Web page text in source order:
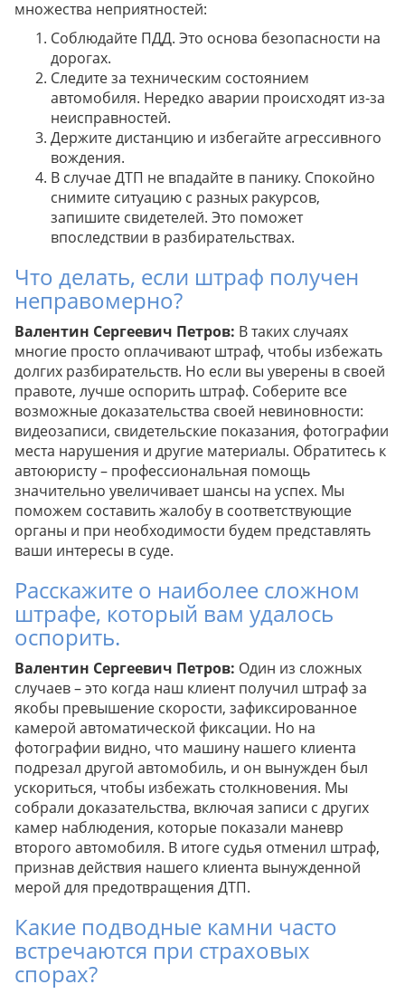
множества неприятностей:
Соблюдайте ПДД. Это основа безопасности на
дорогах.
Следите за техническим состоянием
автомобиля. Нередко аварии происходят из-за
неисправностей.
Держите дистанцию и избегайте агрессивного
вождения.
В случае ДТП не впадайте в панику. Спокойно
снимите ситуацию с разных ракурсов,
запишите свидетелей. Это поможет
впоследствии в разбирательствах.
Что делать, если штраф получен
неправомерно?
Валентин Сергеевич Петров: В таких случаях
многие просто оплачивают штраф, чтобы избежать
долгих разбирательств. Но если вы уверены в своей
правоте, лучше оспорить штраф. Соберите все
возможные доказательства своей невиновности:
видеозаписи, свидетельские показания, фотографии
места нарушения и другие материалы. Обратитесь к
автоюристу – профессиональная помощь
значительно увеличивает шансы на успех. Мы
поможем составить жалобу в соответствующие
органы и при необходимости будем представлять
ваши интересы в суде.
Расскажите о наиболее сложном
штрафе, который вам удалось
оспорить.
Валентин Сергеевич Петров: Один из сложных
случаев – это когда наш клиент получил штраф за
якобы превышение скорости, зафиксированное
камерой автоматической фиксации. Но на
фотографии видно, что машину нашего клиента
подрезал другой автомобиль, и он вынужден был
ускориться, чтобы избежать столкновения. Мы
собрали доказательства, включая записи с других
камер наблюдения, которые показали маневр
второго автомобиля. В итоге судья отменил штраф,
признав действия нашего клиента вынужденной
мерой для предотвращения ДТП.
Какие подводные камни часто
встречаются при страховых
спорах?